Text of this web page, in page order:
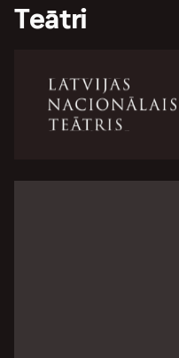
Teātri